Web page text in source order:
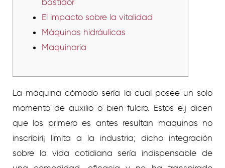
El impacto sobre la vitalidad
Máquinas hidráulicas
Maquinaria
La máquina cómodo serí­a la cual posee un solo
momento de auxilio o bien fulcro. Estos e.j dicen
que los primero es antes resultan maquinas no
inscribirí¡ limita a la industria; dicho integración
sobre la vida cotidiana serí­a indispensable de